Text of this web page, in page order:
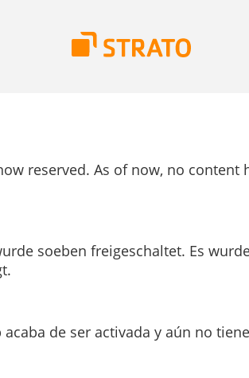
reserved. As of now, no content
soeben freigeschaltet. Es
acaba de ser activada y aún no